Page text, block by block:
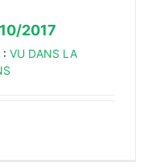
2017
: VU DANS LA